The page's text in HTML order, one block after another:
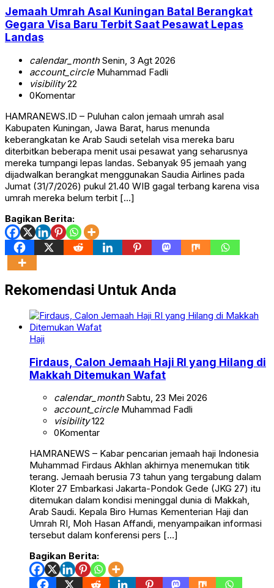
Jemaah Umrah Asal Kuningan Batal Berangkat
Gegara Visa Baru Terbit Saat Pesawat Lepas
Landas
calendar_monthSenin, 3 Agt 2026
account_circleMuhammad Fadli
visibility22
0Komentar
HAMRANEWS.ID – Puluhan calon jemaah umrah asal
Kabupaten Kuningan, Jawa Barat, harus menunda
keberangkatan ke Arab Saudi setelah visa mereka baru
diterbitkan beberapa menit usai pesawat yang seharusnya
mereka tumpangi lepas landas. Sebanyak 95 jemaah yang
dijadwalkan berangkat menggunakan Saudia Airlines pada
Jumat (31/7/2026) pukul 21.40 WIB gagal terbang karena visa
umrah mereka belum terbit […]
Bagikan Berita:
Rekomendasi Untuk Anda
Haji
Firdaus, Calon Jemaah Haji RI yang Hilang di
Makkah Ditemukan Wafat
calendar_monthSabtu, 23 Mei 2026
account_circleMuhammad Fadli
visibility122
0Komentar
HAMRANEWS – Kabar pencarian jemaah haji Indonesia
Muhammad Firdaus Akhlan akhirnya menemukan titik
terang. Jemaah berusia 73 tahun yang tergabung dalam
Kloter 27 Embarkasi Jakarta-Pondok Gede (JKG 27) itu
ditemukan dalam kondisi meninggal dunia di Makkah,
Arab Saudi. Kepala Biro Humas Kementerian Haji dan
Umrah RI, Moh Hasan Affandi, menyampaikan informasi
tersebut dalam konferensi pers […]
Bagikan Berita: